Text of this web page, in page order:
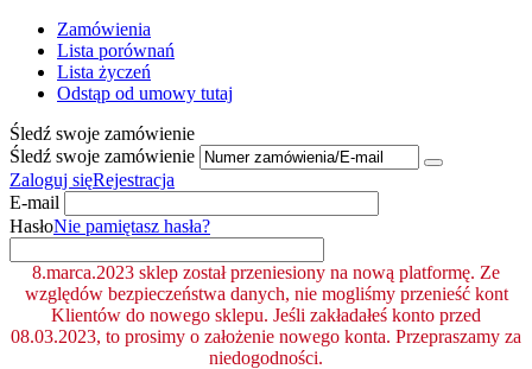
Zamówienia
Lista porównań
Lista życzeń
Odstąp od umowy tutaj
Śledź swoje zamówienie
Śledź swoje zamówienie
Zaloguj sięRejestracja
E-mail
HasłoNie pamiętasz hasła?
8.marca.2023 sklep został przeniesiony na nową platformę. Ze
względów bezpieczeństwa danych, nie mogliśmy przenieść kont
Klientów do nowego sklepu. Jeśli zakładałeś konto przed
08.03.2023, to prosimy o założenie nowego konta. Przepraszamy za
niedogodności.